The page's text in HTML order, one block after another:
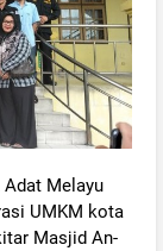
Adat Melayu
UMKM kota
Masjid An-